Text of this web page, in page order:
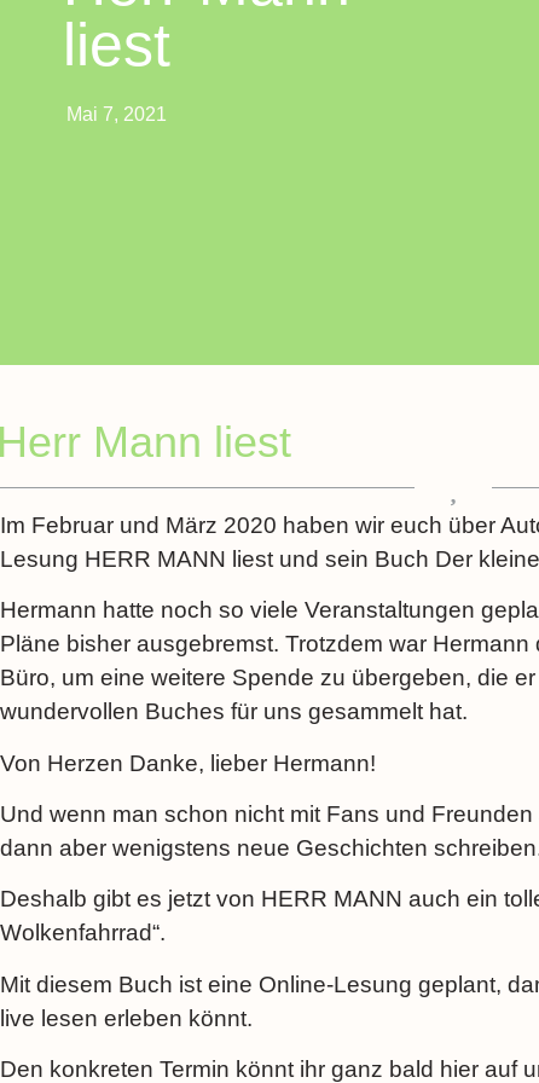
liest
Mai 7, 2021
Mann liest
Im Februar und März 2020 haben wir euch über
Lesung HERR MANN liest und sein Buch Der
Hermann hatte noch so viele Veranstaltungen
Pläne bisher ausgebremst. Trotzdem war
Büro, um eine weitere Spende zu übergeben, die
wundervollen Buches für uns gesammelt hat.
Von Herzen Danke, lieber Hermann!
Und wenn man schon nicht mit Fans und
dann aber wenigstens neue Geschichten
Deshalb gibt es jetzt von HERR MANN auch ein
Wolkenfahrrad“.
Mit diesem Buch ist eine Online-Lesung geplant,
live lesen erleben könnt.
Den konkreten Termin könnt ihr ganz bald hier auf